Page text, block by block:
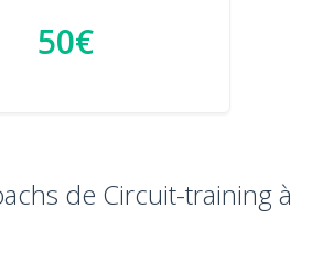
50€
de Circuit-training à